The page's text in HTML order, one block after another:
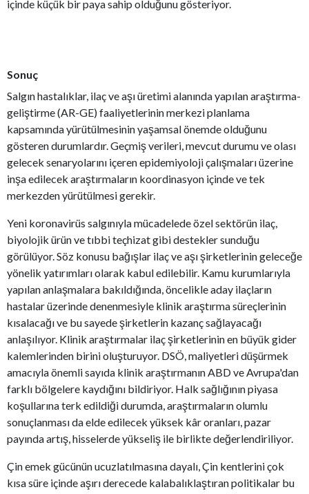
içinde küçük bir paya sahip olduğunu gösteriyor.
Sonuç
Salgın hastalıklar, ilaç ve aşı üretimi alanında yapılan araştırma-
geliştirme (AR-GE) faaliyetlerinin merkezi planlama
kapsamında yürütülmesinin yaşamsal önemde olduğunu
gösteren durumlardır. Geçmiş verileri, mevcut durumu ve olası
gelecek senaryolarını içeren epidemiyoloji çalışmaları üzerine
inşa edilecek araştırmaların koordinasyon içinde ve tek
merkezden yürütülmesi gerekir.
Yeni koronavirüs salgınıyla mücadelede özel sektörün ilaç,
biyolojik ürün ve tıbbi teçhizat gibi destekler sunduğu
görülüyor. Söz konusu bağışlar ilaç ve aşı şirketlerinin geleceğe
yönelik yatırımları olarak kabul edilebilir. Kamu kurumlarıyla
yapılan anlaşmalara bakıldığında, öncelikle aday ilaçların
hastalar üzerinde denenmesiyle klinik araştırma süreçlerinin
kısalacağı ve bu sayede şirketlerin kazanç sağlayacağı
anlaşılıyor. Klinik araştırmalar ilaç şirketlerinin en büyük gider
kalemlerinden birini oluşturuyor. DSÖ, maliyetleri düşürmek
amacıyla önemli sayıda klinik araştırmanın ABD ve Avrupa'dan
farklı bölgelere kaydığını bildiriyor. Halk sağlığının piyasa
koşullarına terk edildiği durumda, araştırmaların olumlu
sonuçlanması da elde edilecek yüksek kâr oranları, pazar
payında artış, hisselerde yükseliş ile birlikte değerlendiriliyor.
Çin emek gücünün ucuzlatılmasına dayalı, Çin kentlerini çok
kısa süre içinde aşırı derecede kalabalıklaştıran politikalar bu